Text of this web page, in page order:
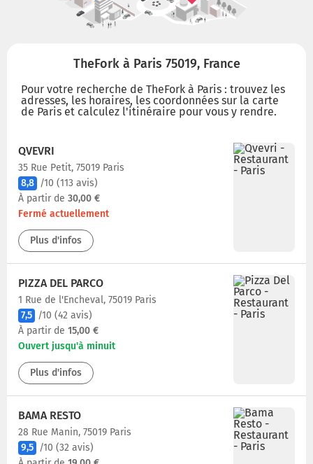
TheFork à Paris 75019, France
Pour votre recherche de TheFork à Paris : trouvez les
adresses, les horaires, les coordonnées sur la carte
de Paris et calculez l'itinéraire pour vous y rendre.
QVEVRI
35 Rue Petit, 75019 Paris
8,8 /10 (113 avis)
À partir de 30,00 €
Fermé actuellement
Plus d'infos
PIZZA DEL PARCO
1 Rue de l'Encheval, 75019 Paris
7,5 /10 (42 avis)
À partir de 15,00 €
Ouvert jusqu'à minuit
Plus d'infos
BAMA RESTO
28 Rue Manin, 75019 Paris
9,5 /10 (32 avis)